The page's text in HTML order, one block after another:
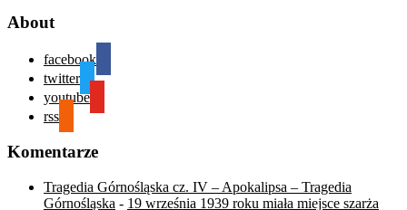
About
facebook
twitter
youtube
rss
Komentarze
Tragedia Górnośląska cz. IV – Apokalipsa – Tragedia
Górnośląska - 19 września 1939 roku miała miejsce szarża